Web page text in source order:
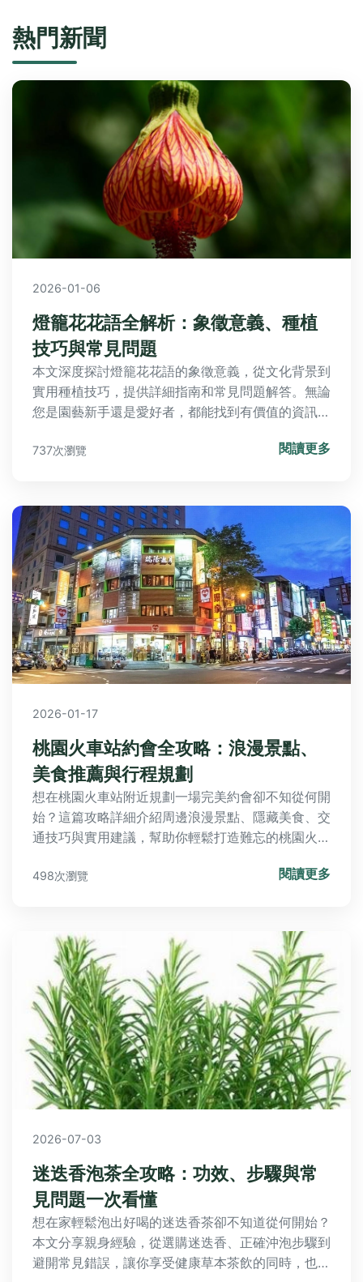
熱門新聞
2026-01-06
燈籠花花語全解析：象徵意義、種植
技巧與常見問題
本文深度探討燈籠花花語的象徵意義，從文化背景到
實用種植技巧，提供詳細指南和常見問題解答。無論
您是園藝新手還是愛好者，都能找到有價值的資訊，
737次瀏覽 閱讀更多
2026-01-17
桃園火車站約會全攻略：浪漫景點、
美食推薦與行程規劃
想在桃園火車站附近規劃一場完美約會卻不知從何開
始？這篇攻略詳細介紹周邊浪漫景點、隱藏美食、交
通技巧與實用建議，幫助你輕鬆打造難忘的桃園火車
498次瀏覽 閱讀更多
2026-07-03
迷迭香泡茶全攻略：功效、步驟與常
見問題一次看懂
想在家輕鬆泡出好喝的迷迭香茶卻不知道從何開始？
本文分享親身經驗，從選購迷迭香、正確沖泡步驟到
避開常見錯誤，讓你享受健康草本茶飲的同時，也能